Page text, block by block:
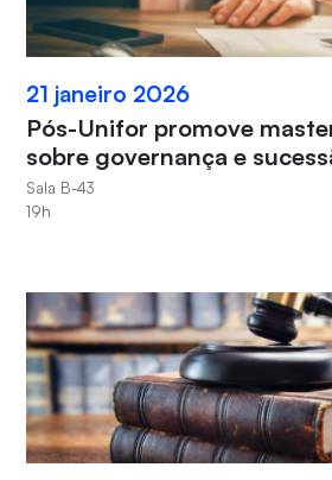
21 janeiro 2026
Pós-Unifor promove
sobre governança e
Sala B-43
19h